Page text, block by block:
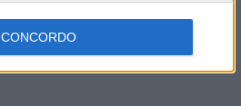
CONCORDO